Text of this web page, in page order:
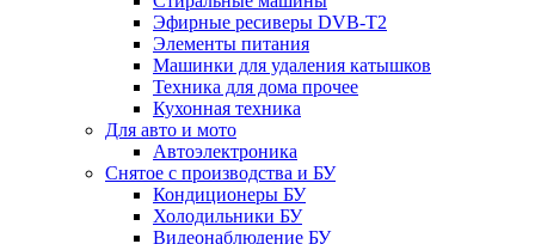
Эфирные ресиверы DVB-T2
Элементы питания
Машинки для удаления катышков
Техника для дома прочее
Кухонная техника
Для авто и мото
Автоэлектроника
Снятое с производства и БУ
Кондиционеры БУ
Холодильники БУ
Видеонаблюдение БУ